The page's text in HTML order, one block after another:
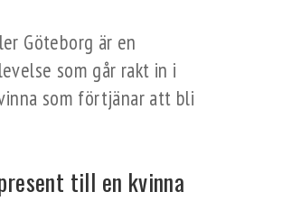
Göteborg är en
som går rakt in i
som förtjänar att bli
till en kvinna